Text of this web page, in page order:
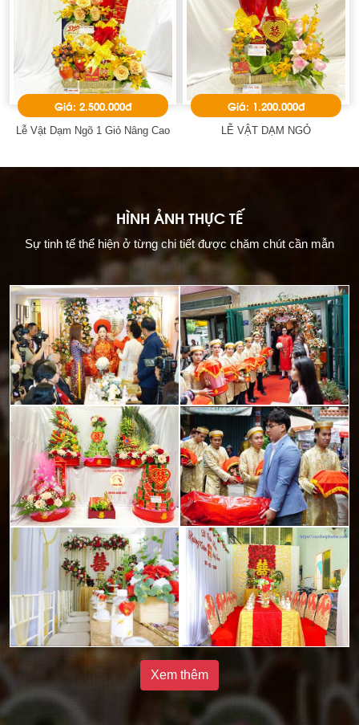
Giá: 2.500.000đ
Lễ Vật Dạm Ngõ 1 Giỏ Nâng Cao
Giá: 1.200.000đ
LỄ VẬT DẠM NGỎ
HÌNH ẢNH THỰC TẾ
Sự tinh tế thể hiện ở từng chi tiết được chăm chút cần mẫn
Xem thêm